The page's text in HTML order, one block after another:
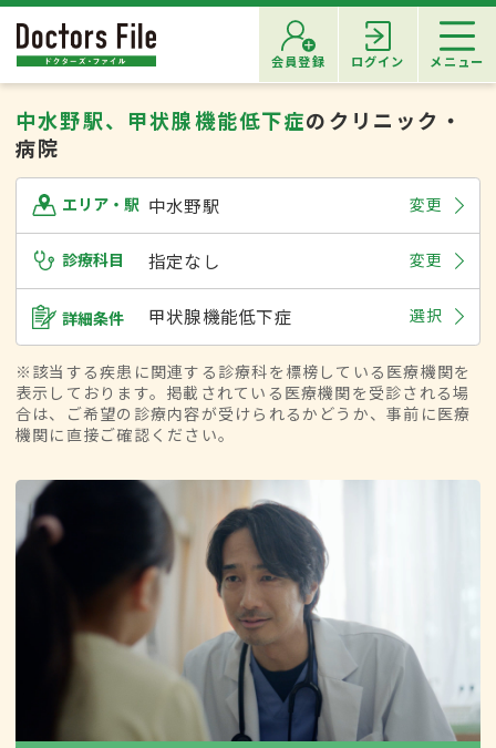
会員登録 ログイン メニュー
中水野駅、甲状腺機能低下症のクリニック・
病院
エリア・駅 中水野駅 変更
診療科目 指定なし 変更
詳細条件 甲状腺機能低下症 選択
※該当する疾患に関連する診療科を標榜している医療機関を
表示しております。掲載されている医療機関を受診される場
合は、ご希望の診療内容が受けられるかどうか、事前に医療
機関に直接ご確認ください。